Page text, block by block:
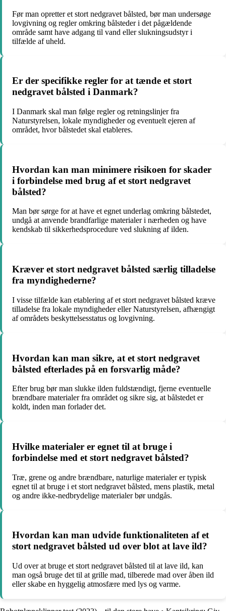
Før man opretter et stort nedgravet bålsted, bør man undersøge
lovgivning og regler omkring bålsteder i det pågældende
område samt have adgang til vand eller slukningsudstyr i
tilfælde af uheld.
Er der specifikke regler for at tænde et stort
nedgravet bålsted i Danmark?
I Danmark skal man følge regler og retningslinjer fra
Naturstyrelsen, lokale myndigheder og eventuelt ejeren af
området, hvor bålstedet skal etableres.
Hvordan kan man minimere risikoen for skader
i forbindelse med brug af et stort nedgravet
bålsted?
Man bør sørge for at have et egnet underlag omkring bålstedet,
undgå at anvende brandfarlige materialer i nærheden og have
kendskab til sikkerhedsprocedure ved slukning af ilden.
Kræver et stort nedgravet bålsted særlig tilladelse
fra myndighederne?
I visse tilfælde kan etablering af et stort nedgravet bålsted kræve
tilladelse fra lokale myndigheder eller Naturstyrelsen, afhængigt
af områdets beskyttelsesstatus og lovgivning.
Hvordan kan man sikre, at et stort nedgravet
bålsted efterlades på en forsvarlig måde?
Efter brug bør man slukke ilden fuldstændigt, fjerne eventuelle
brændbare materialer fra området og sikre sig, at bålstedet er
koldt, inden man forlader det.
Hvilke materialer er egnet til at bruge i
forbindelse med et stort nedgravet bålsted?
Træ, grene og andre brændbare, naturlige materialer er typisk
egnet til at bruge i et stort nedgravet bålsted, mens plastik, metal
og andre ikke-nedbrydelige materialer bør undgås.
Hvordan kan man udvide funktionaliteten af et
stort nedgravet bålsted ud over blot at lave ild?
Ud over at bruge et stort nedgravet bålsted til at lave ild, kan
man også bruge det til at grille mad, tilberede mad over åben ild
eller skabe en hyggelig atmosfære med lys og varme.